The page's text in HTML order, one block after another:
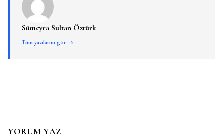
Sümeyra Sultan Öztürk
Tüm yazılarını gör →
YORUM YAZ